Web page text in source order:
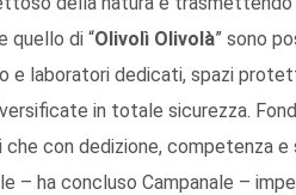
quello di “Olivolì Olivolà” sono
e laboratori dedicati, spazi
in totale sicurezza.
con dedizione, competenza
– ha concluso Campanale –